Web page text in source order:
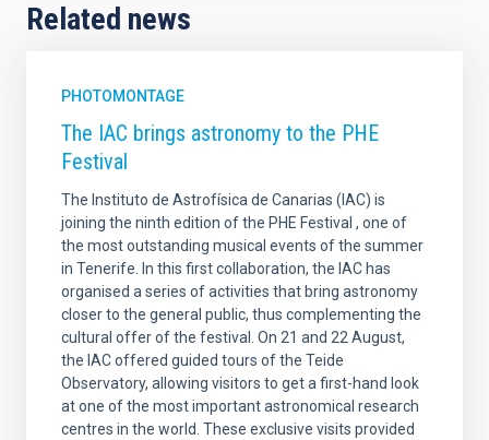
Related news
PHOTOMONTAGE
The IAC brings astronomy to the PHE
Festival
The Instituto de Astrofísica de Canarias (IAC) is
joining the ninth edition of the PHE Festival , one of
the most outstanding musical events of the summer
in Tenerife. In this first collaboration, the IAC has
organised a series of activities that bring astronomy
closer to the general public, thus complementing the
cultural offer of the festival. On 21 and 22 August,
the IAC offered guided tours of the Teide
Observatory, allowing visitors to get a first-hand look
at one of the most important astronomical research
centres in the world. These exclusive visits provided